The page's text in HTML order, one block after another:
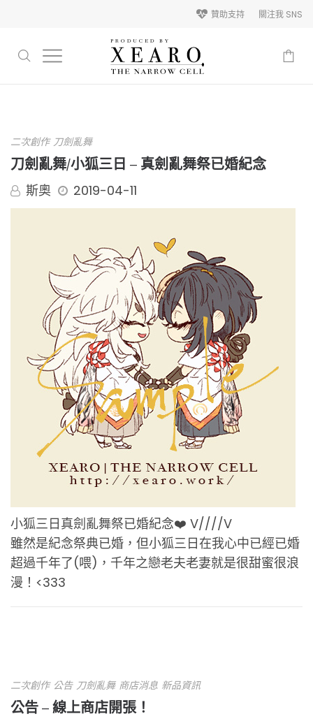
關注我 SNS
贊助支持
二次創作 刀劍亂舞
刀劍亂舞/小狐三日 – 真劍亂舞祭已婚紀念
斯奧 2019-04-11
小狐三日真劍亂舞祭已婚紀念❤️ V////V
雖然是紀念祭典已婚，但小狐三日在我心中已經已婚
超過千年了(喂)，千年之戀老夫老妻就是很甜蜜很浪
漫！<333
二次創作 公告 刀劍亂舞 商店消息 新品資訊
公告 – 線上商店開張！